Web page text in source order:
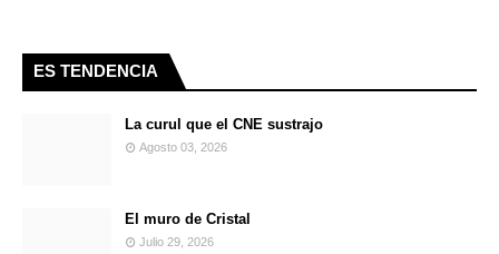
ES TENDENCIA
La curul que el CNE sustrajo
Agosto 03, 2026
El muro de Cristal
Julio 29, 2026